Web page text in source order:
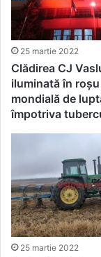
25 martie 2022
Clădirea CJ
iluminată în
mondială de
împotriva
25 martie 2022